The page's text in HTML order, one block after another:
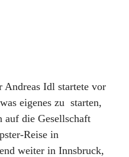
Andreas Idl startete vor
eigenes zu starten,
auf die Gesellschaft
Reise in
weiter in Innsbruck,